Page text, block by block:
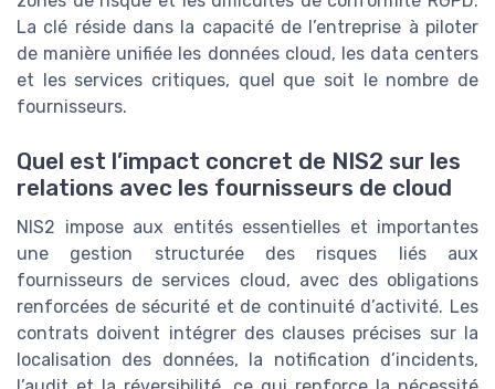
La clé réside dans la capacité de l’entreprise à piloter
de manière unifiée les données cloud, les data centers
et les services critiques, quel que soit le nombre de
fournisseurs.
Quel est l’impact concret de NIS2 sur les
relations avec les fournisseurs de cloud
NIS2 impose aux entités essentielles et importantes
une gestion structurée des risques liés aux
fournisseurs de services cloud, avec des obligations
renforcées de sécurité et de continuité d’activité. Les
contrats doivent intégrer des clauses précises sur la
localisation des données, la notification d’incidents,